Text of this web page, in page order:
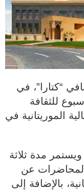
“كتارا”، في
للثقافة
الموريتانية في
مدة ثلاثة
عن
بالإضافة إلى